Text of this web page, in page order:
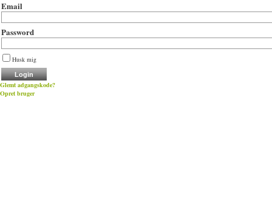
Email
Password
Husk mig
Glemt adgangskode?
Opret bruger